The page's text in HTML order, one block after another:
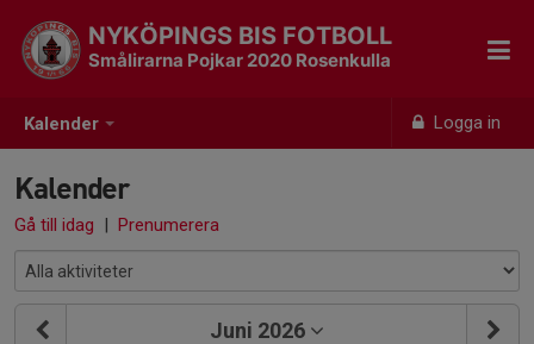
Kalender Logga in
NYKÖPINGS BIS FOTBOLL
Smålirarna Pojkar 2020 Rosenkulla
Kalender
Gå till idag | Prenumerera
Juni 2026